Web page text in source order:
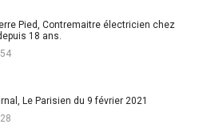
Pied, Contremaitre électricien chez
18 ans.
Le Parisien du 9 février 2021